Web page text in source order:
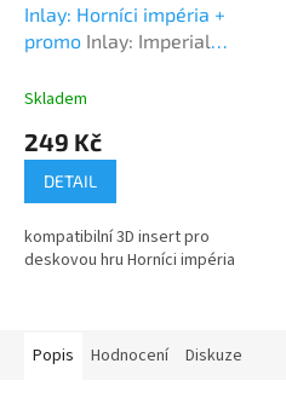
Inlay: Horníci impéria +
promo Inlay: Imperial
Skladem
249 Kč
DETAIL
kompatibilní 3D insert pro
deskovou hru Horníci impéria
Popis Hodnocení Diskuze